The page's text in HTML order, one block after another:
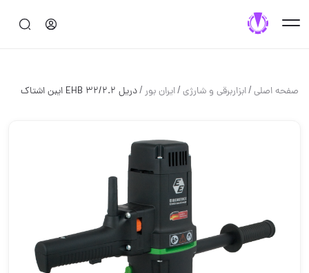
صفحه اصلی/ابزاربرقی و شارژی/ایران بور/دریل EHB 32/2.2 ایبن اشتاک